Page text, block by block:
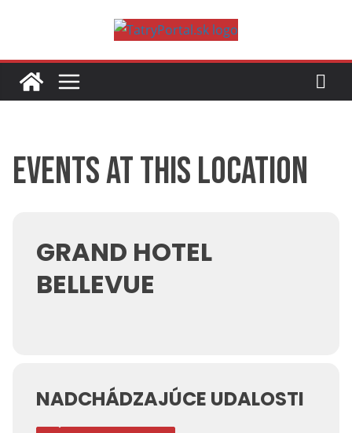
Events at this location
GRAND HOTEL
BELLEVUE
NADCHÁDZAJÚCE UDALOSTI